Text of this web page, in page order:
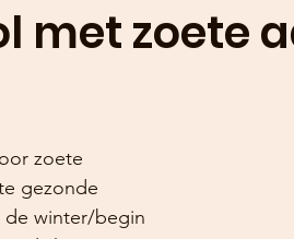
met zoete
zoete
gezonde
de winter/begin